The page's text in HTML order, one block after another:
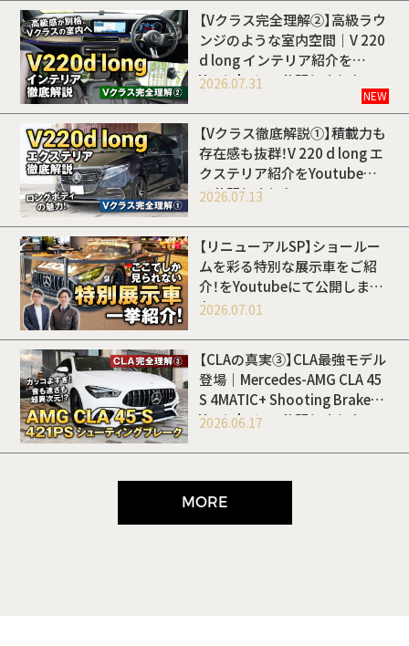
【Vクラス完全理解②】高級ラウ
ンジのような室内空間｜V 220
d long インテリア紹介を
Youtubeにて公開しました
2026.07.31
NEW
【Vクラス徹底解説①】積載力も
存在感も抜群！V 220 d long エ
クステリア紹介をYoutubeに
て公開しました
2026.07.13
【リニューアルSP】ショールー
ムを彩る特別な展示車をご紹
介！をYoutubeにて公開しまし
た
2026.07.01
【CLAの真実③】CLA最強モデル
登場｜Mercedes-AMG CLA 45
S 4MATIC+ Shooting Brakeを
Youtubeにて公開しました
2026.06.17
MORE